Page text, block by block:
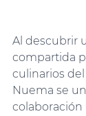
Al descubrir
compartida
culinarios
Nuema se
colaboración